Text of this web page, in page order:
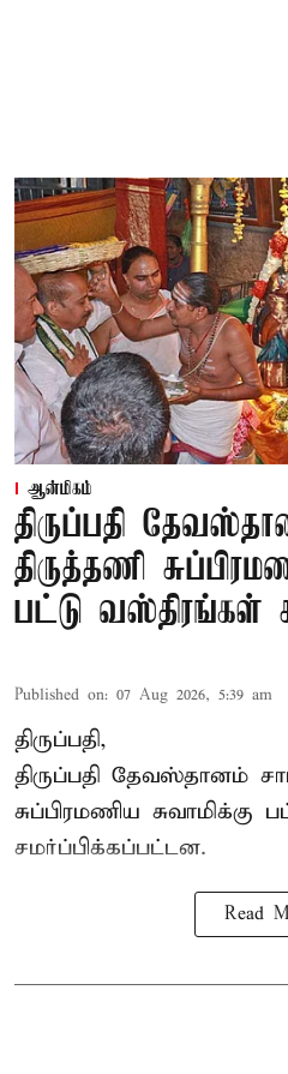
ஆன்மிகம்
திருப்பதி
திருத்தணி
பட்டு வஸ்திரங்கள்
Published on: 07 Aug 2026, 5:39 am
திருப்பதி,
திருப்பதி தேவஸ்தானம்
சுப்பிரமணிய சுவாமிக்கு
சமர்ப்பிக்கப்பட்டன.
Read